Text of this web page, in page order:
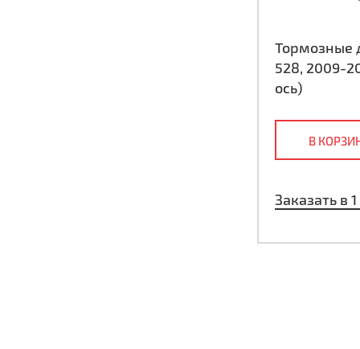
Тормозные
528, 2009-
ось)
В
Заказать в